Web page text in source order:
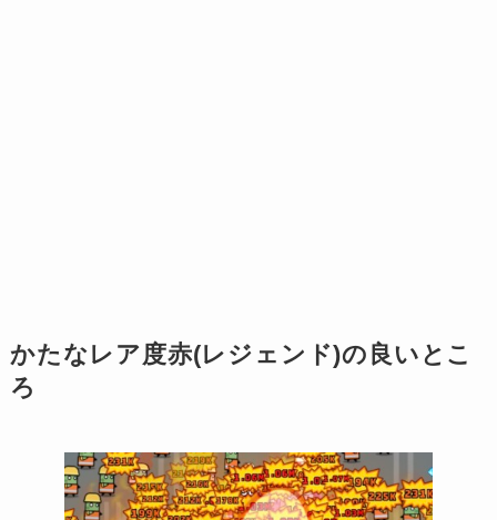
かたなレア度赤(レジェンド)の良いとこ
ろ